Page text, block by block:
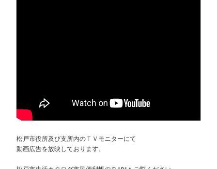
松戸市役所及び支所内のＴＶモニターにて
動画広告を放映しております。